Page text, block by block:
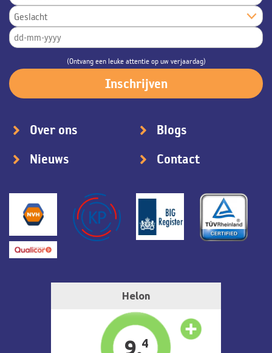
(Ontvang een leuke attentie op uw verjaardag)
Over ons
Blogs
Nieuws
Contact